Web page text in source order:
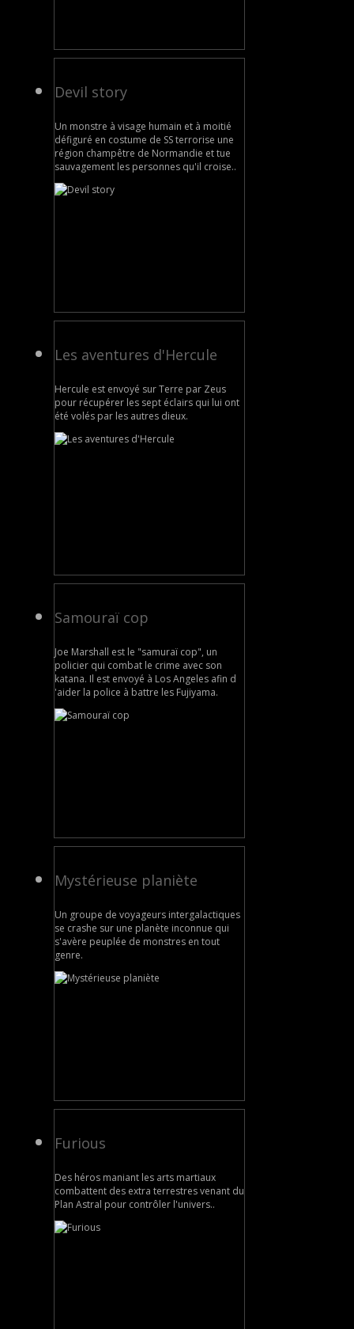
Devil story
Un monstre à visage humain et à moitié
défiguré en costume de SS terrorise une
région champêtre de Normandie et tue
sauvagement les personnes qu'il croise..
Les aventures d'Hercule
Hercule est envoyé sur Terre par Zeus
pour récupérer les sept éclairs qui lui ont
été volés par les autres dieux.
Samouraï cop
Joe Marshall est le "samuraï cop", un
policier qui combat le crime avec son
katana. Il est envoyé à Los Angeles afin d
'aider la police à battre les Fujiyama.
Mystérieuse planiète
Un groupe de voyageurs intergalactiques
se crashe sur une planète inconnue qui
s'avère peuplée de monstres en tout
genre.
Furious
Des héros maniant les arts martiaux
combattent des extra terrestres venant du
Plan Astral pour contrôler l'univers..